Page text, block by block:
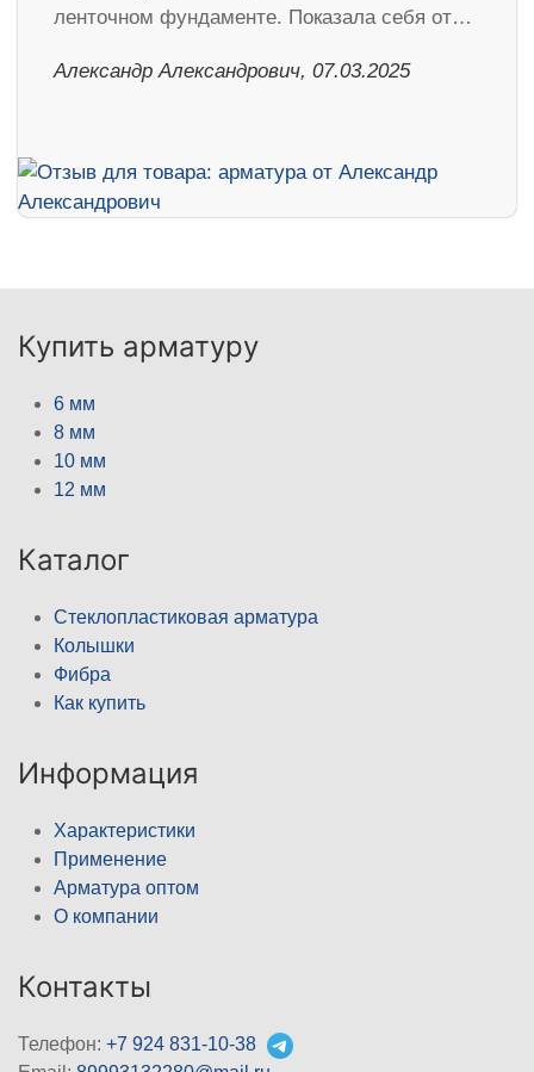
ленточном фундаменте. Показала себя от…
Александр Александрович, 07.03.2025
Купить арматуру
6 мм
8 мм
10 мм
12 мм
Каталог
Стеклопластиковая арматура
Колышки
Фибра
Как купить
Информация
Характеристики
Применение
Арматура оптом
О компании
Контакты
Телефон: +7 924 831-10-38